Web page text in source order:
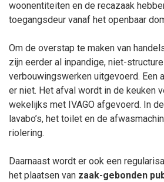
woonentiteiten en de recazaak
toegangsdeur vanaf het openbaar
Om de overstap te maken van
zijn eerder al inpandige, niet-
verbouwingswerken uitgevoerd. Een
er niet. Het afval wordt in de keuken
wekelijks met IVAGO afgevoerd. In
lavabo’s, het toilet en de
riolering.
Daarnaast wordt er ook een
het plaatsen van zaak-gebonden